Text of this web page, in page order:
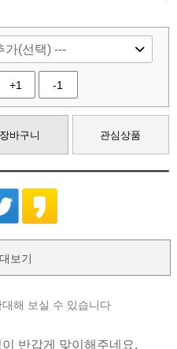
+1 -1
장바구니 관심상품
보기
해 보실 수 있습니다
반갑게 맞이해주네요.